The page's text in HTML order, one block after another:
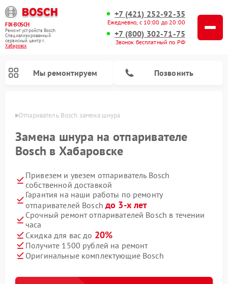
FIX-BOSCH
Ремонт устройств Bosch
Специализированный
cервисный центр г.
Хабаровск
+7 (421) 252-92-35
Ежедневно, с 10:00 до 20:00
+7 (800) 302-71-75
Звонок бесплатный по РФ
Мы ремонтируем Позвонить
Отпариватель Bosch замена шнура
Замена шнура на отпаривателе
Bosch в Хабаровске
Привезем и увезем отпариватель Bosch
собственной доставкой
Гарантия на наши работы по ремонту
отпаривателей Boschдо 3-х лет
Срочный ремонт отпаривателей Bosch в течении
часа
Скидка для вас до 20%
Получите 1500 рублей на ремонт
Оригинальные комплектующие Bosch